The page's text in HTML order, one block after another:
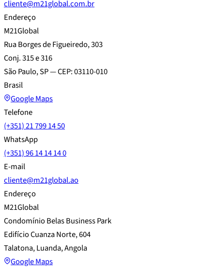
cliente@m21global.com.br
Endereço
M21Global
Rua Borges de Figueiredo, 303
Conj. 315 e 316
São Paulo, SP — CEP: 03110-010
Brasil
Google Maps
Telefone
(+351) 21 799 14 50
WhatsApp
(+351) 96 14 14 14 0
E-mail
cliente@m21global.ao
Endereço
M21Global
Condomínio Belas Business Park
Edifício Cuanza Norte, 604
Talatona, Luanda, Angola
Google Maps